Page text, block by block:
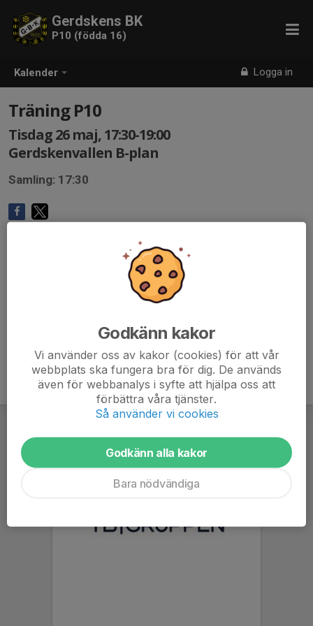
Kalender Logga in
Gerdskens BK
P10 (födda 16)
Träning P10
Tisdag 26 maj, 17:30-19:00
Gerdskenvallen B-plan
Samling: 17:30
Godkänn kakor
Vi använder oss av kakor (cookies) för att vår
webbplats ska fungera bra för dig. De används
även för webbanalys i syfte att hjälpa oss att
förbättra våra tjänster.
Så använder vi cookies
Godkänn alla kakor
Bara nödvändiga